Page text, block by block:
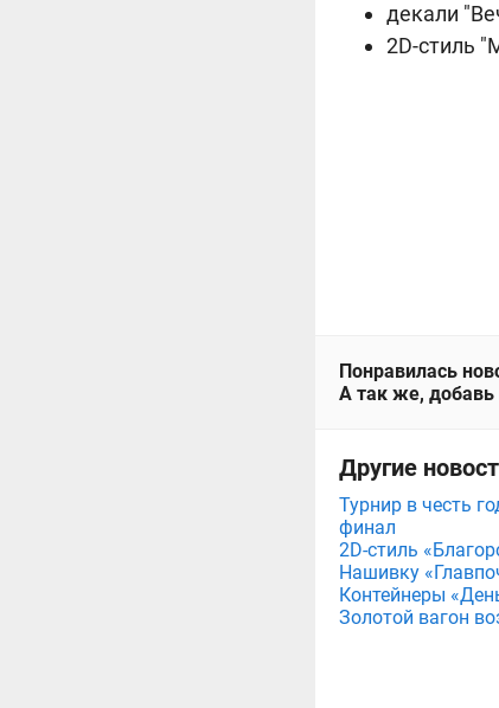
декали
2D-стиль
Понравилась
А так же, добавь
Другие
Турнир в честь
финал
2D-стиль
Нашивку
Контейнеры
Золотой вагон